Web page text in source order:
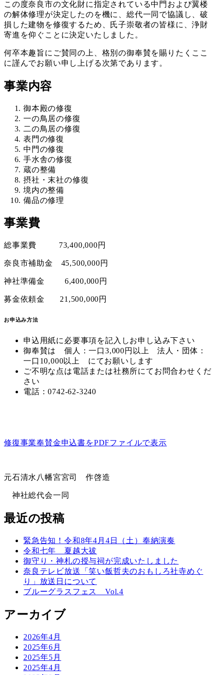
この度奈良市の文化財に指定されている中門および翼楼
の解体修理が決定したのを機に、総代一同で協議し、破
損した建物を修復するため、氏子崇敬者の皆様に、浄財
寄進を仰ぐことに決定いたしました。
何卒本趣旨にご賛同の上、格別の御奉賛を賜りたくここ
に謹んでお願い申し上げる次第であります。
事業内容
御本殿の修復
一の鳥居の修復
二の鳥居の修復
表門の修復
中門の修復
手水舎の修復
蔵の整備
摂社・末社の修復
境内の整備
備品の修理
事業費
総事業費 73,400,000円
奈良市補助金 45,500,000円
神社準備金 6,400,000円
募金依頼金 21,500,000円
お申込み方法
申込用紙に必要事項を記入しお申し込み下さい
御奉賛は 個人：一口3,000円以上 法人・団体：
一口10,000以上 にてお願いします
ご不明な点は電話または社務所にてお問合わせくだ
さい
電話：0742-62-3240
修復事業奉賛金申込書をPDFファイルで表示
元石清水八幡宮宮司 作啓造
神社総代会一同
最近の投稿
緊急告知！令和8年4月4日（土）奉納演奏
令和七年 夏越大祓
御守り・神札の授与祠が完成いたしました
奈良テレビ放送「笑い飯哲夫のおもしろ社寺めぐ
り」放送日について
ブルーグラスフェス Vol.4
アーカイブ
2026年4月
2025年6月
2025年5月
2025年4月